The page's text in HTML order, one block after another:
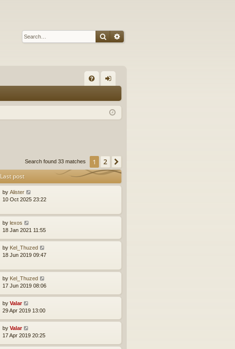
SearchAdvanced search
Q in
Search found 33 matches 1 2
Last post
by Alister
10 Oct 2025 23:22
by lexos
18 Jan 2021 11:55
by Kel_Thuzed
18 Jun 2019 09:47
by Kel_Thuzed
17 Jun 2019 08:06
by Valar
29 Apr 2019 13:00
by Valar
17 Apr 2019 20:25